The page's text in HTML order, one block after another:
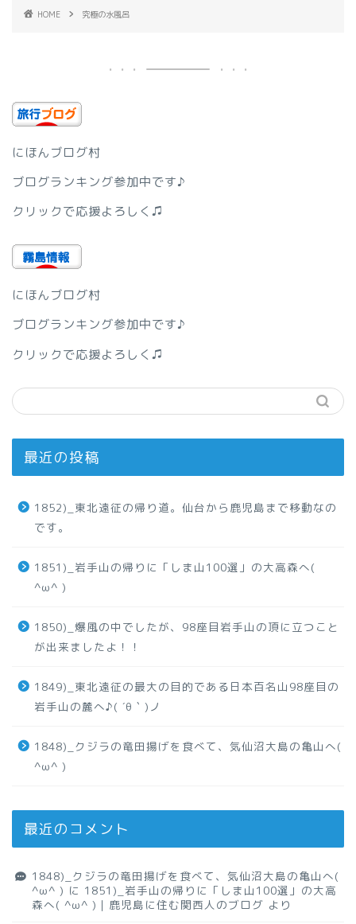
HOME 究極の水風呂
にほんブログ村
ブログランキング参加中です♪
クリックで応援よろしく♫
にほんブログ村
ブログランキング参加中です♪
クリックで応援よろしく♫
最近の投稿
1852)_東北遠征の帰り道。仙台から鹿児島まで移動なの
です。
1851)_岩手山の帰りに「しま山100選」の大高森へ(
^ω^ )
1850)_爆風の中でしたが、98座目岩手山の頂に立つこと
が出来ましたよ！！
1849)_東北遠征の最大の目的である日本百名山98座目の
岩手山の麓へ♪( ´θ｀)ノ
1848)_クジラの竜田揚げを食べて、気仙沼大島の亀山へ(
^ω^ )
最近のコメント
1848)_クジラの竜田揚げを食べて、気仙沼大島の亀山へ(
^ω^ ) に 1851)_岩手山の帰りに「しま山100選」の大高
森へ( ^ω^ )｜鹿児島に住む関西人のブログ より